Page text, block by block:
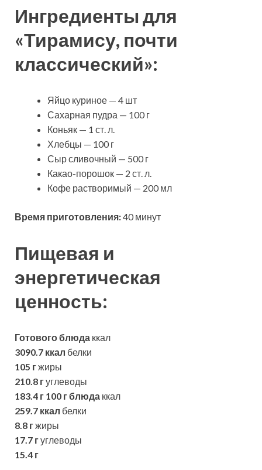
Ингредиенты для
«Тирамису, почти
классический»:
Яйцо куриное — 4 шт
Сахарная пудра — 100 г
Коньяк — 1 ст. л.
Хлебцы — 100 г
Сыр сливочный — 500 г
Какао-порошок — 2 ст. л.
Кофе растворимый — 200 мл
Время приготовления:40 минут
Пищевая и
энергетическая
ценность:
Готового блюда ккал
3090.7 ккал белки
105 гжиры
210.8 гуглеводы
183.4 г 100 г блюда ккал
259.7 ккал белки
8.8 гжиры
17.7 гуглеводы
15.4 г